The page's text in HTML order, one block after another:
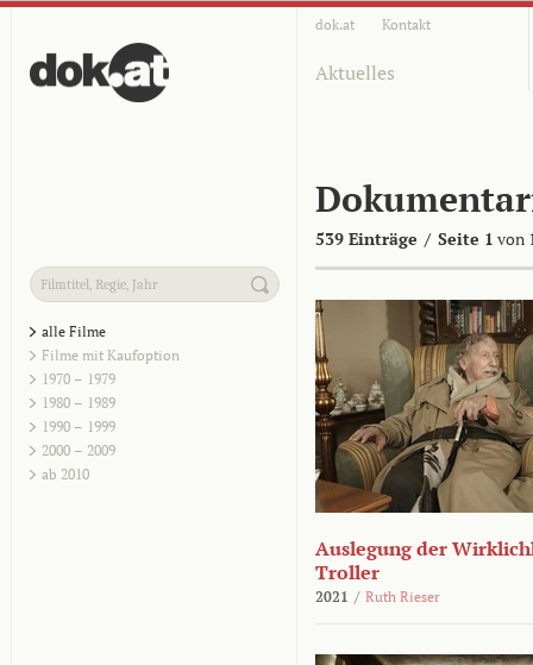
dok.at Kontakt
Aktuelles
539 Einträge / Seite 1 von
alle Filme
Filme mit Kaufoption
1970 – 1979
1980 – 1989
1990 – 1999
2000 – 2009
ab 2010
Auslegung der
Troller
2021 / Ruth Rieser